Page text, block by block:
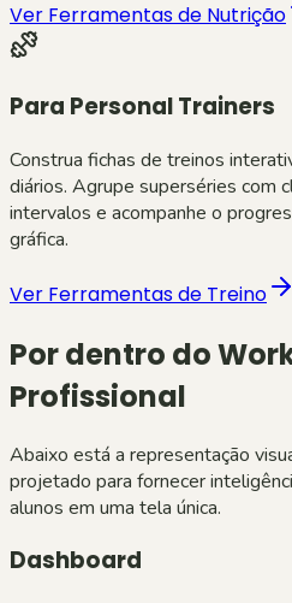
Ver Ferramentas de Nutrição
Para Personal Trainers
Construa fichas de treinos
diários. Agrupe superséries com
intervalos e acompanhe o
gráfica.
Ver Ferramentas de Treino
Por dentro do
Profissional
Abaixo está a representação
projetado para fornecer
alunos em uma tela única.
Dashboard